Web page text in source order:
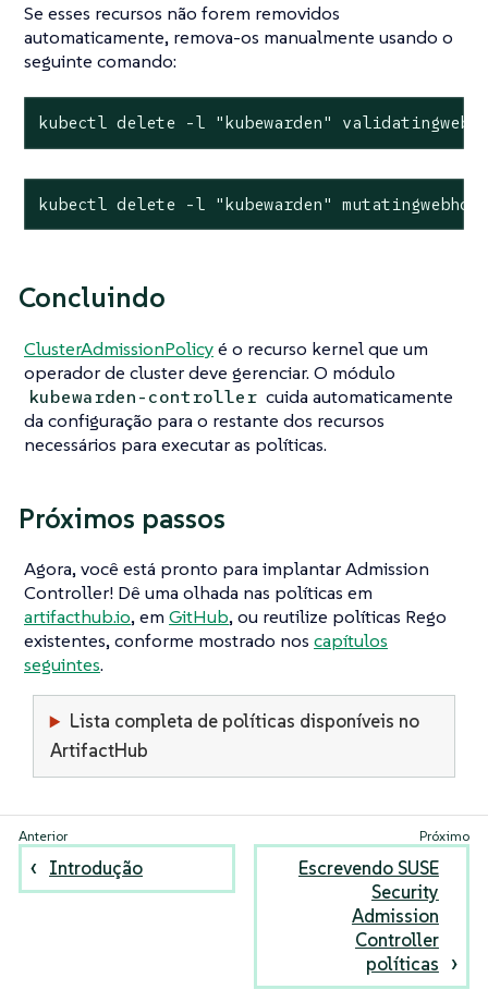
Se esses recursos não forem removidos
automaticamente, remova-os manualmente usando o
seguinte comando:
kubectl delete -l "kubewarden"
kubectl delete -l "kubewarden"
Concluindo
ClusterAdmissionPolicyé o recurso kernel que um
operador de cluster deve gerenciar. O módulo
kubewarden-controller cuida automaticamente
da configuração para o restante dos recursos
necessários para executar as políticas.
Próximos passos
Agora, você está pronto para implantar Admission
Controller! Dê uma olhada nas políticas em
artifacthub.io, em GitHub, ou reutilize políticas Rego
existentes, conforme mostrado nos capítulos
seguintes.
Lista completa de políticas disponíveis no
ArtifactHub
Introdução
Escrevendo SUSE
Security
Admission
Controller
políticas